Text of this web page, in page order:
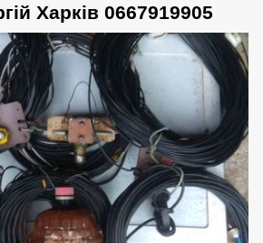
Харків 0667919905